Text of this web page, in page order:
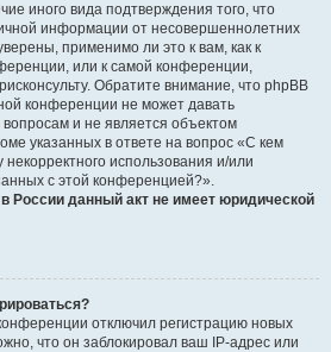
иного вида подтверждения того, что
информации от несовершеннолетних
применимо ли это к вам, как к
или к самой конференции,
Обратите внимание, что phpBB
конференции не может давать
и не является объектом
указанных в ответе на вопрос «С кем
использования и/или
с этой конференцией?».
России данный акт не имеет юридической
отключил регистрацию новых
что он заблокировал ваш IP-адрес или